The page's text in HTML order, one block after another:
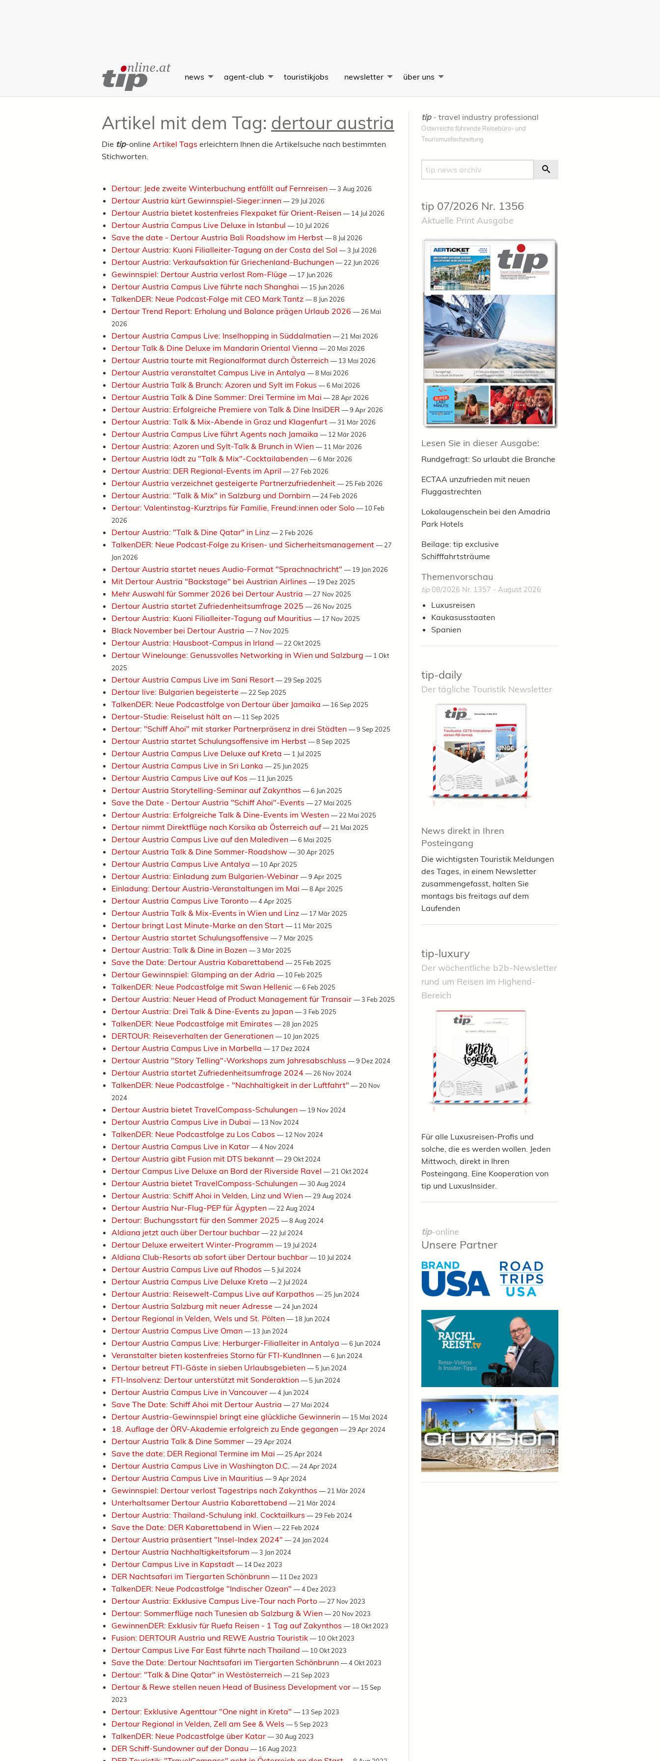
Content
news agent-club touristikjobs newsletter über uns
Artikel mit dem Tag: dertour austria
Die tip-online Artikel Tags erleichtern Ihnen die Artikelsuche nach bestimmten
Stichworten.
Dertour: Jede zweite Winterbuchung entfällt auf Fernreisen —3 Aug 2026
Dertour Austria kürt Gewinnspiel-Sieger:innen — 29 Jul 2026
Dertour Austria bietet kostenfreies Flexpaket für Orient-Reisen — 14 Jul 2026
Dertour Austria Campus Live Deluxe in Istanbul — 10 Jul 2026
Save the date - Dertour Austria Bali Roadshow im Herbst —8 Jul 2026
Dertour Austria: Kuoni Filialleiter-Tagung an der Costa del Sol —3 Jul 2026
Dertour Austria: Verkaufsaktion für Griechenland-Buchungen — 22 Jun 2026
Gewinnspiel: Dertour Austria verlost Rom-Flüge — 17 Jun 2026
Dertour Austria Campus Live führte nach Shanghai — 15 Jun 2026
TalkenDER: Neue Podcast‑Folge mit CEO Mark Tantz —8 Jun 2026
Dertour Trend Report: Erholung und Balance prägen Urlaub 2026 — 26 Mai
2026
Dertour Austria Campus Live: Inselhopping in Süddalmatien — 21 Mai 2026
Dertour Talk & Dine Deluxe im Mandarin Oriental Vienna — 20 Mai 2026
Dertour Austria tourte mit Regionalformat durch Österreich — 13 Mai 2026
Dertour Austria veranstaltet Campus Live in Antalya —8 Mai 2026
Dertour Austria Talk & Brunch: Azoren und Sylt im Fokus —6 Mai 2026
Dertour Austria Talk & Dine Sommer: Drei Termine im Mai — 28 Apr 2026
Dertour Austria: Erfolgreiche Premiere von Talk & Dine InsiDER —9 Apr 2026
Dertour Austria: Talk & Mix-Abende in Graz und Klagenfurt —31 Mär 2026
Dertour Austria Campus Live führt Agents nach Jamaika — 12 Mär 2026
Dertour Austria: Azoren und Sylt-Talk & Brunch in Wien — 11 Mär 2026
Dertour Austria lädt zu "Talk & Mix"-Cocktailabenden —6 Mär 2026
Dertour Austria: DER Regional-Events im April — 27 Feb 2026
Dertour Austria verzeichnet gesteigerte Partnerzufriedenheit — 25 Feb 2026
Dertour Austria: "Talk & Mix" in Salzburg und Dornbirn — 24 Feb 2026
Dertour: Valentinstag-Kurztrips für Familie, Freund:innen oder Solo — 10 Feb
2026
Dertour Austria: "Talk & Dine Qatar" in Linz — 2 Feb 2026
TalkenDER: Neue Podcast‑Folge zu Krisen- und Sicherheitsmanagement — 27
Jan 2026
Dertour Austria startet neues Audio-Format "Sprachnachricht" — 19 Jan 2026
Mit Dertour Austria "Backstage" bei Austrian Airlines — 19 Dez 2025
Mehr Auswahl für Sommer 2026 bei Dertour Austria — 27 Nov 2025
Dertour Austria startet Zufriedenheitsumfrage 2025 — 26 Nov 2025
Dertour Austria: Kuoni Filialleiter-Tagung auf Mauritius — 17 Nov 2025
Black November bei Dertour Austria —7 Nov 2025
Dertour Austria: Hausboot-Campus in Irland — 22 Okt 2025
Dertour Winelounge: Genussvolles Networking in Wien und Salzburg — 1 Okt
2025
Dertour Austria Campus Live im Sani Resort — 29 Sep 2025
Dertour live: Bulgarien begeisterte — 22 Sep 2025
TalkenDER: Neue Podcastfolge von Dertour über Jamaika — 16 Sep 2025
Dertour-Studie: Reiselust hält an — 11 Sep 2025
Dertour: "Schiff Ahoi" mit starker Partnerpräsenz in drei Städten —9 Sep 2025
Dertour Austria startet Schulungsoffensive im Herbst —8 Sep 2025
Dertour Austria Campus Live Deluxe auf Kreta — 1 Jul 2025
Dertour Austria Campus Live in Sri Lanka — 25 Jun 2025
Dertour Austria Campus Live auf Kos — 11 Jun 2025
Dertour Austria Storytelling-Seminar auf Zakynthos —6 Jun 2025
Save the Date - Dertour Austria "Schiff Ahoi"-Events — 27 Mai 2025
Dertour Austria: Erfolgreiche Talk & Dine-Events im Westen — 22 Mai 2025
Dertour nimmt Direktflüge nach Korsika ab Österreich auf— 21 Mai 2025
Dertour Austria Campus Live auf den Malediven —6 Mai 2025
Dertour Austria Talk & Dine Sommer-Roadshow —30 Apr 2025
Dertour Austria Campus Live Antalya — 10 Apr 2025
Dertour Austria: Einladung zum Bulgarien-Webinar —9 Apr 2025
Einladung: Dertour Austria-Veranstaltungen im Mai —8 Apr 2025
Dertour Austria Campus Live Toronto —4 Apr 2025
Dertour Austria Talk & Mix-Events in Wien und Linz — 17 Mär 2025
Dertour bringt Last Minute-Marke an den Start — 11 Mär 2025
Dertour Austria startet Schulungsoffensive —7 Mär 2025
Dertour Austria: Talk & Dine in Bozen —3 Mär 2025
Save the Date: Dertour Austria Kabarettabend — 25 Feb 2025
Dertour Gewinnspiel: Glamping an der Adria — 10 Feb 2025
TalkenDER: Neue Podcastfolge mit Swan Hellenic —6 Feb 2025
Dertour Austria: Neuer Head of Product Management für Transair —3 Feb 2025
Dertour Austria: Drei Talk & Dine-Events zu Japan —3 Feb 2025
TalkenDER: Neue Podcastfolge mit Emirates — 28 Jan 2025
DERTOUR: Reiseverhalten der Generationen — 10 Jan 2025
Dertour Austria Campus Live in Marbella — 17 Dez 2024
Dertour Austria "Story Telling"-Workshops zum Jahresabschluss —9 Dez 2024
Dertour Austria startet Zufriedenheitsumfrage 2024 — 26 Nov 2024
TalkenDER: Neue Podcastfolge - "Nachhaltigkeit in der Luftfahrt" — 20 Nov
2024
Dertour Austria bietet TravelCompass-Schulungen — 19 Nov 2024
Dertour Austria Campus Live in Dubai — 13 Nov 2024
TalkenDER: Neue Podcastfolge zu Los Cabos — 12 Nov 2024
Dertour Austria Campus Live in Katar —4 Nov 2024
Dertour Austria gibt Fusion mit DTS bekannt — 29 Okt 2024
Dertour Campus Live Deluxe an Bord der Riverside Ravel — 21 Okt 2024
Dertour Austria bietet TravelCompass-Schulungen —30 Aug 2024
Dertour Austria: Schiff Ahoi in Velden, Linz und Wien — 29 Aug 2024
Dertour Austria Nur-Flug-PEP für Ägypten — 22 Aug 2024
Dertour: Buchungsstart für den Sommer 2025 —8 Aug 2024
Aldiana jetzt auch über Dertour buchbar — 22 Jul 2024
Dertour Deluxe erweitert Winter-Programm — 19 Jul 2024
Aldiana Club-Resorts ab sofort über Dertour buchbar — 10 Jul 2024
Dertour Austria Campus Live auf Rhodos — 5 Jul 2024
Dertour Austria Campus Live Deluxe Kreta — 2 Jul 2024
Dertour Austria: Reisewelt-Campus Live auf Karpathos — 25 Jun 2024
Dertour Austria Salzburg mit neuer Adresse — 24 Jun 2024
Dertour Regional in Velden, Wels und St. Pölten — 18 Jun 2024
Dertour Austria Campus Live Oman — 13 Jun 2024
Dertour Austria Campus Live: Herburger-Filialleiter in Antalya —6 Jun 2024
Veranstalter bieten kostenfreies Storno für FTI-KundInnen —6 Jun 2024
Dertour betreut FTI-Gäste in sieben Urlaubsgebieten — 5 Jun 2024
FTI-Insolvenz: Dertour unterstützt mit Sonderaktion — 5 Jun 2024
Dertour Austria Campus Live in Vancouver —4 Jun 2024
Save The Date: Schiff Ahoi mit Dertour Austria — 27 Mai 2024
Dertour Austria-Gewinnspiel bringt eine glückliche Gewinnerin — 15 Mai 2024
18. Auflage der ÖRV-Akademie erfolgreich zu Ende gegangen — 29 Apr 2024
Dertour Austria Talk & Dine Sommer — 29 Apr 2024
Save the date: DER Regional Termine im Mai — 25 Apr 2024
Dertour Austria Campus Live in Washington D.C. — 24 Apr 2024
Dertour Austria Campus Live in Mauritius —9 Apr 2024
Gewinnspiel: Dertour verlost Tagestrips nach Zakynthos — 21 Mär 2024
Unterhaltsamer Dertour Austria Kabarettabend — 21 Mär 2024
Dertour Austria: Thailand-Schulung inkl. Cocktailkurs — 29 Feb 2024
Save the Date: DER Kabarettabend in Wien — 22 Feb 2024
Dertour Austria präsentiert "Insel-Index 2024" — 24 Jan 2024
Dertour Austria Nachhaltigkeitsforum —3 Jan 2024
Dertour Campus Live in Kapstadt — 14 Dez 2023
DER Nachtsafari im Tiergarten Schönbrunn — 11 Dez 2023
TalkenDER: Neue Podcastfolge "Indischer Ozean" —4 Dez 2023
Dertour Austria: Exklusive Campus Live-Tour nach Porto — 27 Nov 2023
Dertour: Sommerflüge nach Tunesien ab Salzburg & Wien — 20 Nov 2023
GewinnenDER: Exklusiv für Ruefa Reisen - 1 Tag auf Zakynthos — 18 Okt 2023
Fusion: DERTOUR Austria und REWE Austria Touristik — 10 Okt 2023
Dertour Campus Live Far East führte nach Thailand — 10 Okt 2023
Save the Date: Dertour Nachtsafari im Tiergarten Schönbrunn —4 Okt 2023
Dertour: "Talk & Dine Qatar" in Westösterreich — 21 Sep 2023
Dertour & Rewe stellen neuen Head of Business Development vor — 15 Sep
2023
Dertour: Exklusive Agenttour "One night in Kreta" — 13 Sep 2023
Dertour Regional in Velden, Zell am See & Wels — 5 Sep 2023
TalkenDER: Neue Podcastfolge über Katar —30 Aug 2023
DER Schiff-Sundowner auf der Donau — 16 Aug 2023
tip- travel industry professional
Österreichs führende Reisebüro- und
Tourismusfachzeitung
Suche
tip 07/2026 Nr. 1356
Aktuelle Print Ausgabe
Lesen Sie in dieser Ausgabe:
Rundgefragt: So urlaubt die Branche
ECTAA unzufrieden mit neuen
Fluggastrechten
Lokalaugenschein bei den Amadria
Park Hotels
Beilage: tip exclusive
Schifffahrtsträume
Themenvorschau
tip 08/2026 Nr. 1357 - August 2026
Luxusreisen
Kaukasusstaaten
Spanien
tip-daily
Der tägliche Touristik Newsletter
News direkt in Ihren
Posteingang
Die wichtigsten Touristik Meldungen
des Tages, in einem Newsletter
zusammengefasst, halten Sie
montags bis freitags auf dem
Laufenden
tip-luxury
Der wöchentliche b2b-Newsletter
rund um Reisen im Highend-
Bereich
Für alle Luxusreisen-Profis und
solche, die es werden wollen. Jeden
Mittwoch, direkt in Ihren
Posteingang. Eine Kooperation von
tip und LuxusInsider.
tip-online
Unsere Partner